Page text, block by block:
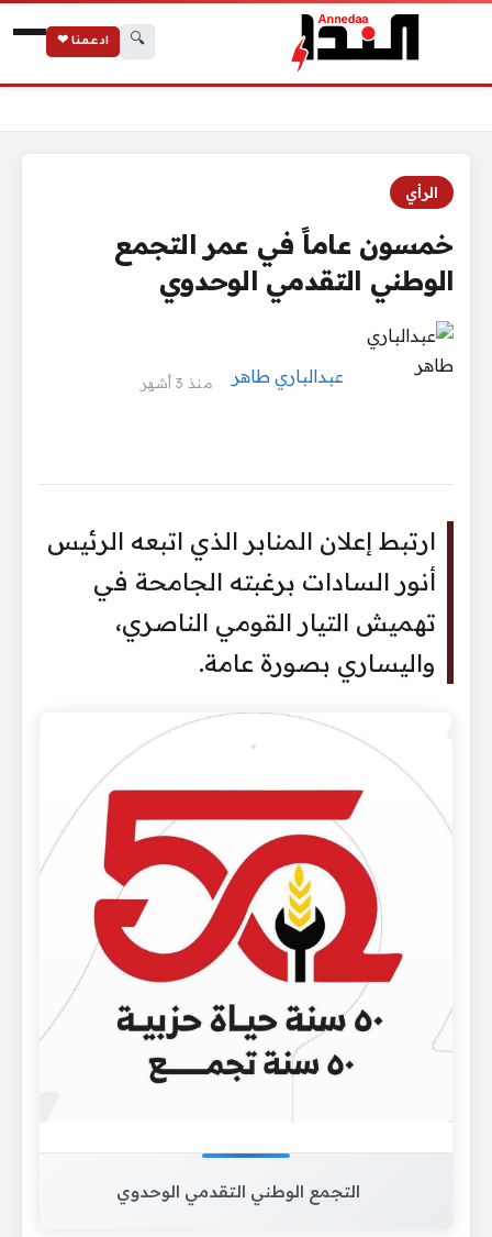
🔍 ادعمنا ❤
الرأي
خمسون عاماً في عمر التجمع
الوطني التقدمي الوحدوي
عبدالباري طاهر منذ 3 أشهر
ارتبط إعلان المنابر الذي اتبعه الرئيس
أنور السادات برغبته الجامحة في
تهميش التيار القومي الناصري،
واليساري بصورة عامة.
التجمع الوطني التقدمي الوحدوي